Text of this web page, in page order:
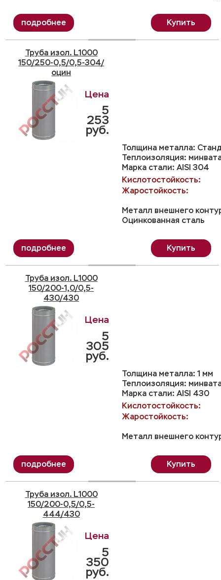
Купить
Труба изол. L1000
150/250-0,5/0,5-304/
оцин
Толщина металла:
Теплоизоляция:
Марка стали: AISI 304
Кислотостойкость:
Жаростойкость:
Металл внешнего
Оцинкованная сталь
5
253
руб.
Купить
Труба изол. L1000
150/200-1,0/0,5-
430/430
Толщина металла: 1 мм
Теплоизоляция:
Марка стали: AISI 430
Кислотостойкость:
Жаростойкость:
Металл внешнего
5
305
руб.
Купить
Труба изол. L1000
150/200-0,5/0,5-
444/430
5
350
руб.